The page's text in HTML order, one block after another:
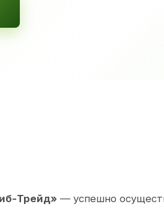
Трейд» — успешно